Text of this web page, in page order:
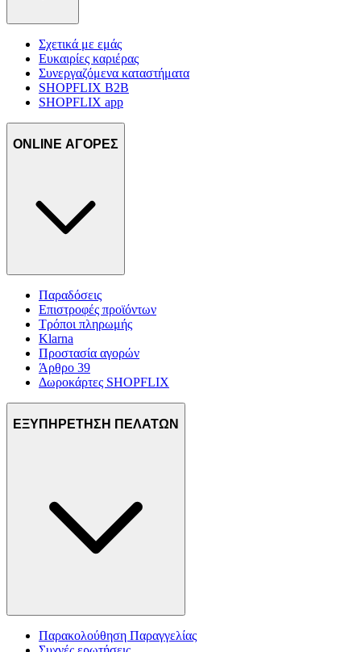
Σχετικά με εμάς
Ευκαιρίες καριέρας
Συνεργαζόμενα καταστήματα
SHOPFLIX B2B
SHOPFLIX app
ONLINE ΑΓΟΡΕΣ
Παραδόσεις
Επιστροφές προϊόντων
Τρόποι πληρωμής
Klarna
Προστασία αγορών
Άρθρο 39
Δωροκάρτες SHOPFLIX
ΕΞΥΠΗΡΕΤΗΣΗ ΠΕΛΑΤΩΝ
Παρακολούθηση Παραγγελίας